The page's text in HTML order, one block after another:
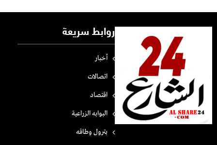
روابط سريعة
أخبار
اتصالات
اقتصاد
البوابه الزراعية
بترول وطاقه